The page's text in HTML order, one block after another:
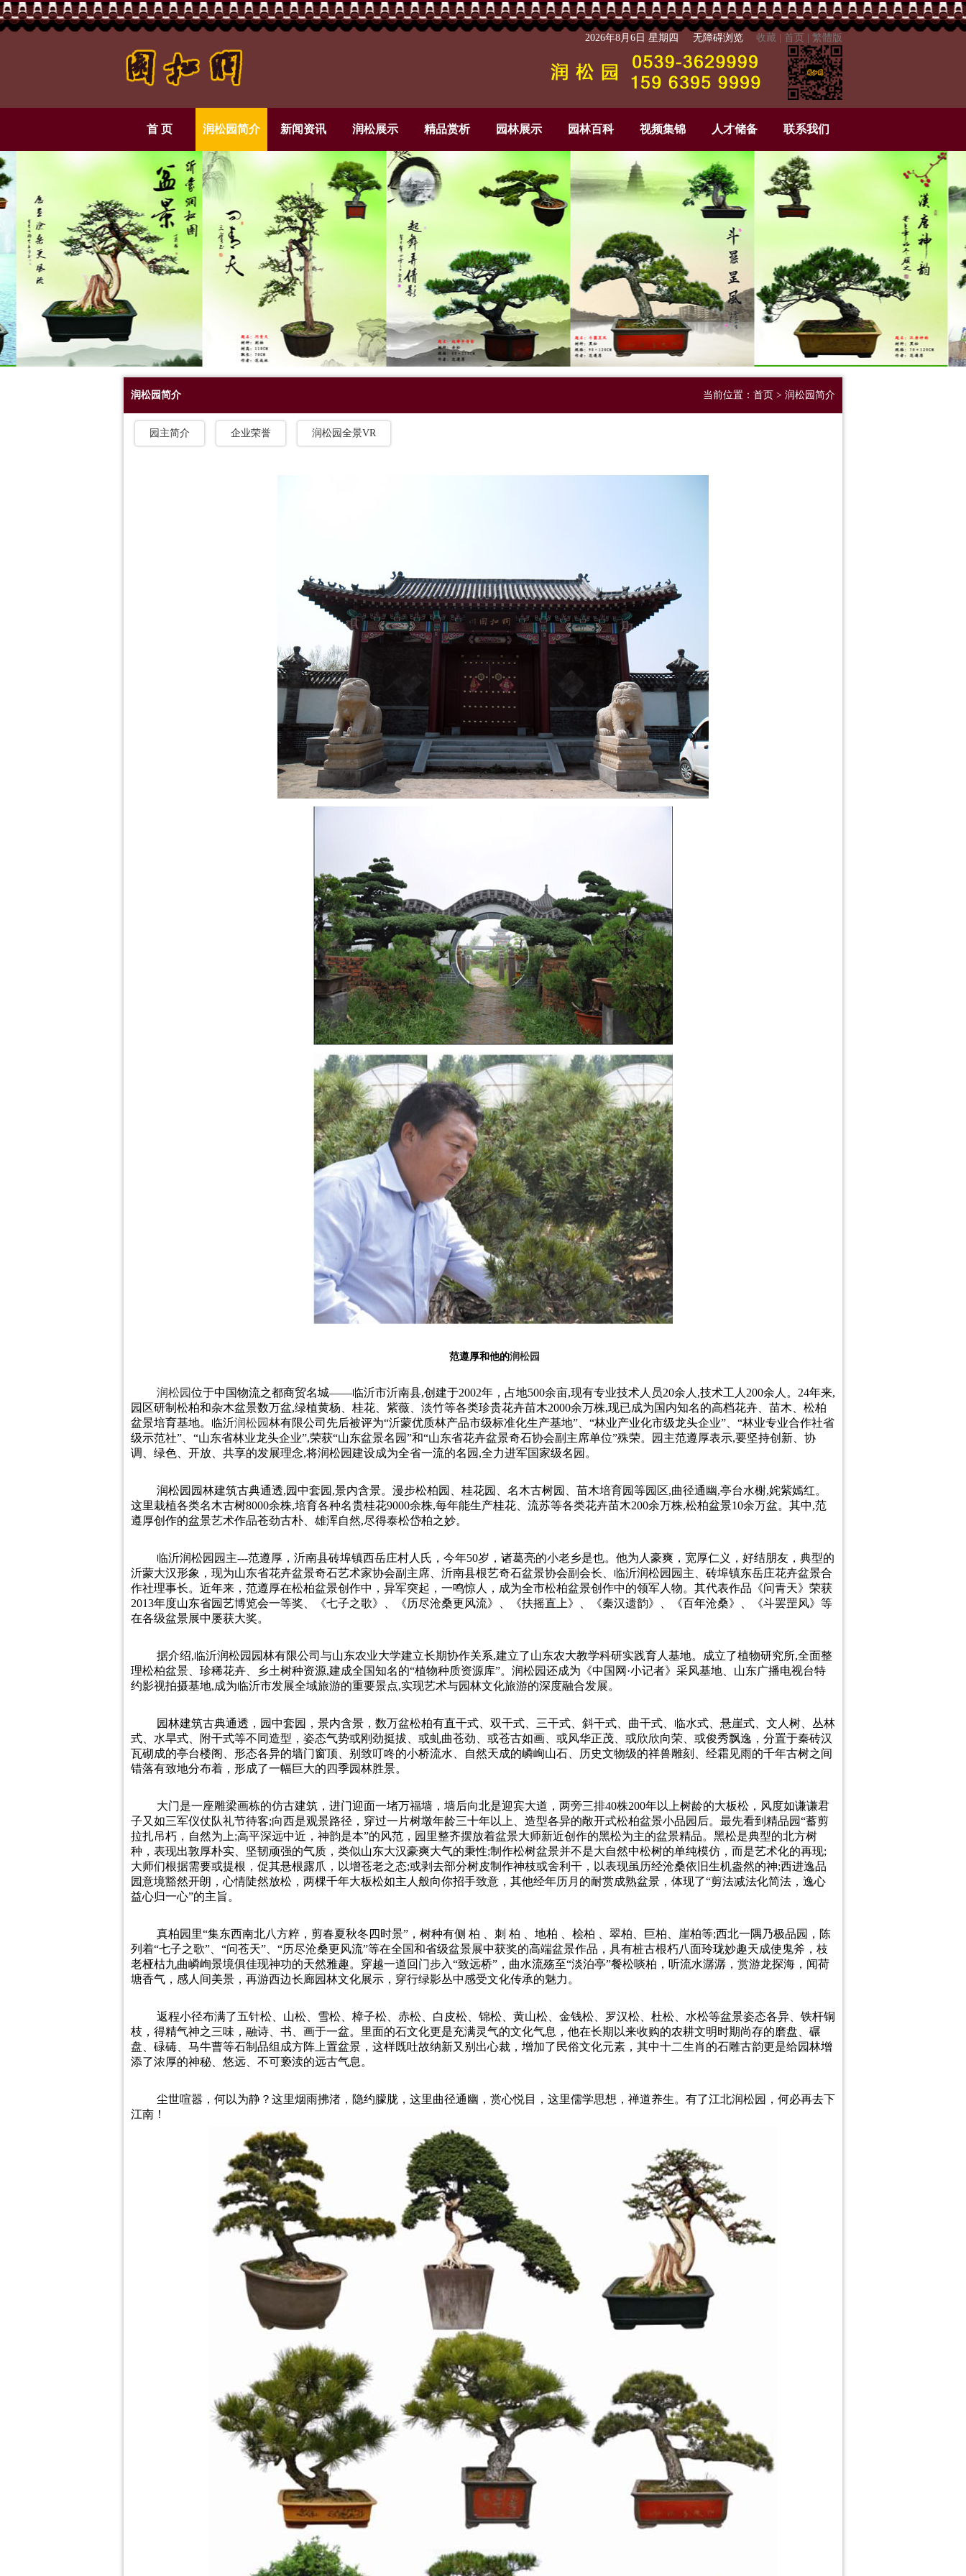
2026年8月6日 星期四 无障碍浏览 收藏 首页 繁體版
首 页 润松园简介 新闻资讯 润松展示 精品赏析 园林展示 园林百科 视频集锦 人才储备 联系我们
润松园简介 当前位置： 首页 > 润松园简介
园主简介 企业荣誉 润松园全景VR
范遵厚和他的润松园
润松园位于中国物流之都商贸名城——临沂市沂南县,创建于2002年，占地500余亩,现有专业技术人员20余人,技术工人200余人。24年来,
园区研制松柏和杂木盆景数万盆,绿植黄杨、桂花、紫薇、淡竹等各类珍贵花卉苗木2000余万株,现已成为国内知名的高档花卉、苗木、松柏
盆景培育基地。临沂润松园林有限公司先后被评为“沂蒙优质林产品市级标准化生产基地”、“林业产业化市级龙头企业”、“林业专业合作社省
级示范社”、“山东省林业龙头企业”,荣获“山东盆景名园”和“山东省花卉盆景奇石协会副主席单位”殊荣。园主范遵厚表示,要坚持创新、协
调、绿色、开放、共享的发展理念,将润松园建设成为全省一流的名园,全力进军国家级名园。
润松园园林建筑古典通透,园中套园,景内含景。漫步松柏园、桂花园、名木古树园、苗木培育园等园区,曲径通幽,亭台水榭,姹紫嫣红。
这里栽植各类名木古树8000余株,培育各种名贵桂花9000余株,每年能生产桂花、流苏等各类花卉苗木200余万株,松柏盆景10余万盆。其中,范
遵厚创作的盆景艺术作品苍劲古朴、雄浑自然,尽得泰松岱柏之妙。
临沂润松园园主---范遵厚，沂南县砖埠镇西岳庄村人氏，今年50岁，诸葛亮的小老乡是也。他为人豪爽，宽厚仁义，好结朋友，典型的
沂蒙大汉形象，现为山东省花卉盆景奇石艺术家协会副主席、沂南县根艺奇石盆景协会副会长、临沂润松园园主、砖埠镇东岳庄花卉盆景合
作社理事长。近年来，范遵厚在松柏盆景创作中，异军突起，一鸣惊人，成为全市松柏盆景创作中的领军人物。其代表作品《问青天》荣获
2013年度山东省园艺博览会一等奖、《七子之歌》、《历尽沧桑更风流》、《扶摇直上》、《秦汉遗韵》、《百年沧桑》、《斗罢罡风》等
在各级盆景展中屡获大奖。
据介绍,临沂润松园园林有限公司与山东农业大学建立长期协作关系,建立了山东农大教学科研实践育人基地。成立了植物研究所,全面整
理松柏盆景、珍稀花卉、乡土树种资源,建成全国知名的“植物种质资源库”。润松园还成为《中国网·小记者》采风基地、山东广播电视台特
约影视拍摄基地,成为临沂市发展全域旅游的重要景点,实现艺术与园林文化旅游的深度融合发展。
园林建筑古典通透，园中套园，景内含景，数万盆松柏有直干式、双干式、三干式、斜干式、曲干式、临水式、悬崖式、文人树、丛林
式、水旱式、附干式等不同造型，姿态气势或刚劲挺拔、或虬曲苍劲、或苍古如画、或风华正茂、或欣欣向荣、或俊秀飘逸，分置于秦砖汉
瓦砌成的亭台楼阁、形态各异的墙门窗顶、别致叮咚的小桥流水、自然天成的嶙峋山石、历史文物级的祥兽雕刻、经霜见雨的千年古树之间
错落有致地分布着，形成了一幅巨大的四季园林胜景。
大门是一座雕梁画栋的仿古建筑，进门迎面一堵万福墙，墙后向北是迎宾大道，两旁三排40株200年以上树龄的大板松，风度如谦谦君
子又如三军仪仗队礼节待客;向西是观景路径，穿过一片树墩年龄三十年以上、造型各异的敞开式松柏盆景小品园后。最先看到精品园“蓄剪
拉扎吊朽，自然为上;高平深远中近，神韵是本”的风范，园里整齐摆放着盆景大师新近创作的黑松为主的盆景精品。黑松是典型的北方树
种，表现出敦厚朴实、坚韧顽强的气质，类似山东大汉豪爽大气的秉性;制作松树盆景并不是大自然中松树的单纯模仿，而是艺术化的再现;
大师们根据需要或提根，促其悬根露爪，以增苍老之态;或剥去部分树皮制作神枝或舍利干，以表现虽历经沧桑依旧生机盎然的神;西进逸品
园意境豁然开朗，心情陡然放松，两棵千年大板松如主人般向你招手致意，其他经年历月的耐赏成熟盆景，体现了“剪法减法化简法，逸心
益心归一心”的主旨。
真柏园里“集东西南北八方粹，剪春夏秋冬四时景”，树种有侧 柏 、刺 柏 、地柏 、桧柏 、翠柏、巨柏、崖柏等;西北一隅乃极品园，陈
列着“七子之歌”、“问苍天”、“历尽沧桑更风流”等在全国和省级盆景展中获奖的高端盆景作品，具有桩古根朽八面玲珑妙趣天成使鬼斧，枝
老桠枯九曲嶙峋景境俱佳现神功的天然雅趣。穿越一道回门步入“致远桥”，曲水流殇至“淡泊亭”餐松啖柏，听流水潺潺，赏游龙探海，闻荷
塘香气，感人间美景，再游西边长廊园林文化展示，穿行绿影丛中感受文化传承的魅力。
返程小径布满了五针松、山松、雪松、樟子松、赤松、白皮松、锦松、黄山松、金钱松、罗汉松、杜松、水松等盆景姿态各异、铁杆铜
枝，得精气神之三味，融诗、书、画于一盆。里面的石文化更是充满灵气的文化气息，他在长期以来收购的农耕文明时期尚存的磨盘、碾
盘、碌碡、马牛曹等石制品组成方阵上置盆景，这样既吐故纳新又别出心裁，增加了民俗文化元素，其中十二生肖的石雕古韵更是给园林增
添了浓厚的神秘、悠远、不可亵渎的远古气息。
尘世喧嚣，何以为静？这里烟雨拂渚，隐约朦胧，这里曲径通幽，赏心悦目，这里儒学思想，禅道养生。有了江北润松园，何必再去下
江南！